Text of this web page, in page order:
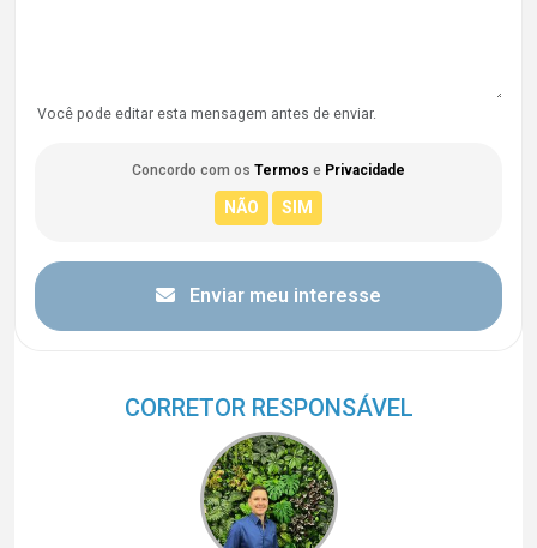
Você pode editar esta mensagem antes de enviar.
Concordo com os Termos e Privacidade
Enviar meu interesse
CORRETOR RESPONSÁVEL